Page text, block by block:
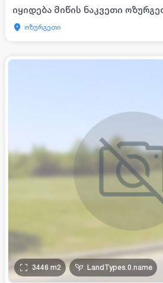
იყიდება მიწის ნაკვეთი
ოზურგეთი
3446 m2 LandTypes.0.name